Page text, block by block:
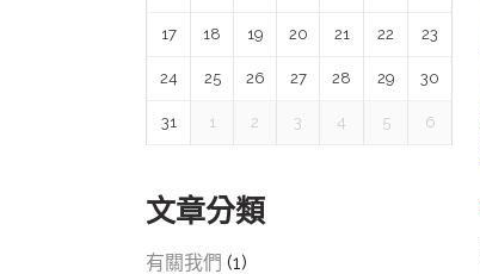
17 18 19 20 21 22 23
24 25 26 27 28 29 30
31 1 2 3 4 5 6
文章分類
有關我們 (1)